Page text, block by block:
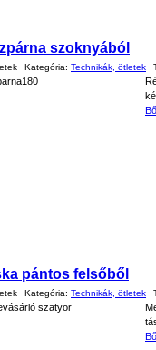
szoknyából
Kategória: Technikák, ötletek
pántos felsőből
Kategória: Technikák, ötletek